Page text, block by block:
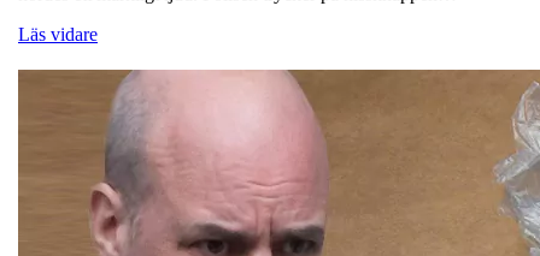
Läs vidare